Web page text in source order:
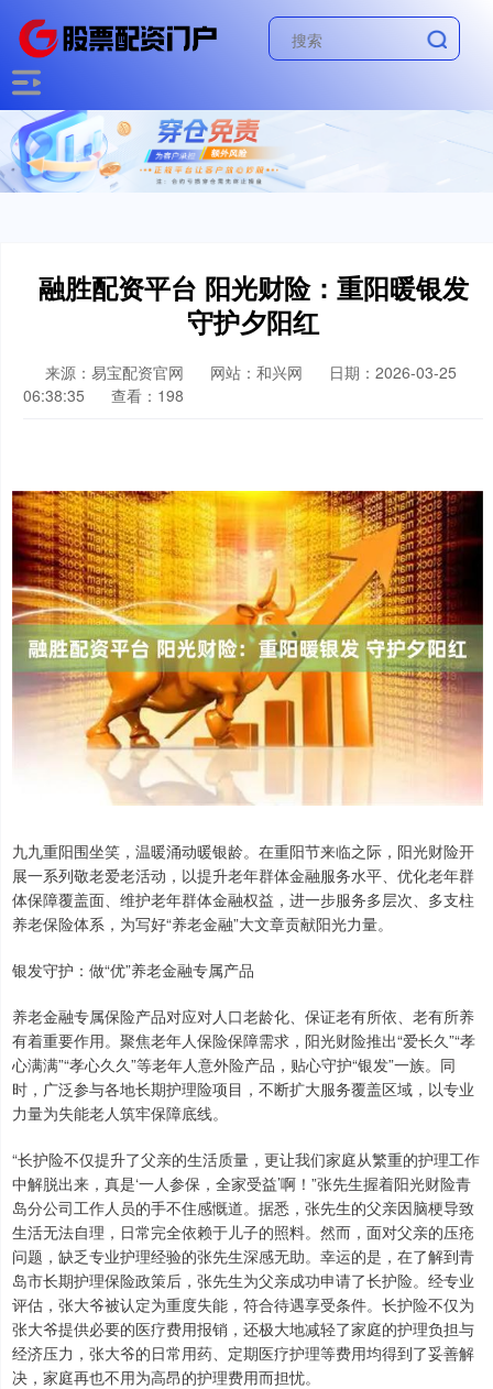
融胜配资平台 阳光财险：重阳暖银发
守护夕阳红
来源：易宝配资官网 网站：和兴网
日期：2026-03-25
06:38:35
查看：198
九九重阳围坐笑，温暖涌动暖银龄。在重阳节来临之际，阳光财险开
展一系列敬老爱老活动，以提升老年群体金融服务水平、优化老年群
体保障覆盖面、维护老年群体金融权益，进一步服务多层次、多支柱
养老保险体系，为写好“养老金融”大文章贡献阳光力量。
银发守护：做“优”养老金融专属产品
养老金融专属保险产品对应对人口老龄化、保证老有所依、老有所养
有着重要作用。聚焦老年人保险保障需求，阳光财险推出“爱长久”“孝
心满满”“孝心久久”等老年人意外险产品，贴心守护“银发”一族。同
时，广泛参与各地长期护理险项目，不断扩大服务覆盖区域，以专业
力量为失能老人筑牢保障底线。
“长护险不仅提升了父亲的生活质量，更让我们家庭从繁重的护理工作
中解脱出来，真是‘一人参保，全家受益’啊！”张先生握着阳光财险青
岛分公司工作人员的手不住感慨道。据悉，张先生的父亲因脑梗导致
生活无法自理，日常完全依赖于儿子的照料。然而，面对父亲的压疮
问题，缺乏专业护理经验的张先生深感无助。幸运的是，在了解到青
岛市长期护理保险政策后，张先生为父亲成功申请了长护险。经专业
评估，张大爷被认定为重度失能，符合待遇享受条件。长护险不仅为
张大爷提供必要的医疗费用报销，还极大地减轻了家庭的护理负担与
经济压力，张大爷的日常用药、定期医疗护理等费用均得到了妥善解
决，家庭再也不用为高昂的护理费用而担忧。